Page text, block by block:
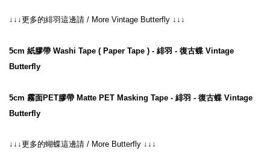
↓↓↓更多的緋羽這邊請 / More Vintage Butterfly ↓↓↓
5cm 紙膠帶 Washi Tape ( Paper Tape ) - 緋羽 - 復古蝶 Vintage
Butterfly
5cm 霧面PET膠帶 Matte PET Masking Tape - 緋羽 - 復古蝶 Vintage
Butterfly
↓↓↓更多的蝴蝶這邊請 / More Butterfly ↓↓↓